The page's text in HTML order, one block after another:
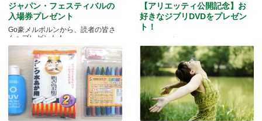
ジャパン・フェスティバルの
入場券プレゼント
Go豪メルボルンから、読者の皆さ
んへプレゼント！
【アリエッティ公開記念】お
好きなジブリDVDをプレゼン
ト！
あなたはポニョ？ハウル？トトロ？
キキ？